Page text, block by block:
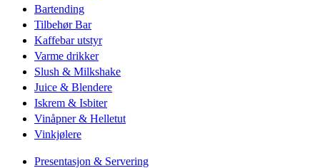
Bartending
Tilbehør Bar
Kaffebar utstyr
Varme drikker
Slush & Milkshake
Juice & Blendere
Iskrem & Isbiter
Vinåpner & Helletut
Vinkjølere
Presentasjon & Servering